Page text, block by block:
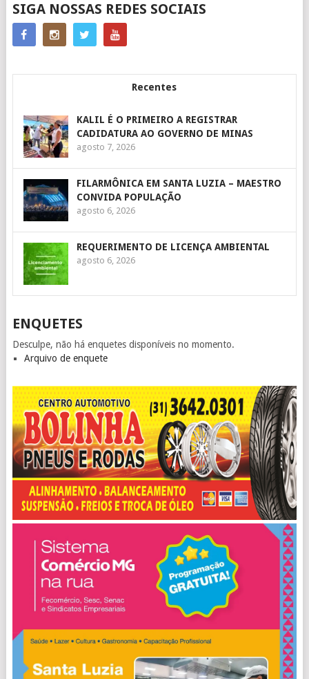
SIGA NOSSAS REDES SOCIAIS
Recentes
KALIL É O PRIMEIRO A REGISTRAR
CADIDATURA AO GOVERNO DE MINAS
agosto 7, 2026
FILARMÔNICA EM SANTA LUZIA – MAESTRO
CONVIDA POPULAÇÃO
agosto 6, 2026
REQUERIMENTO DE LICENÇA AMBIENTAL
agosto 6, 2026
ENQUETES
Desculpe, não há enquetes disponíveis no momento.
Arquivo de enquete